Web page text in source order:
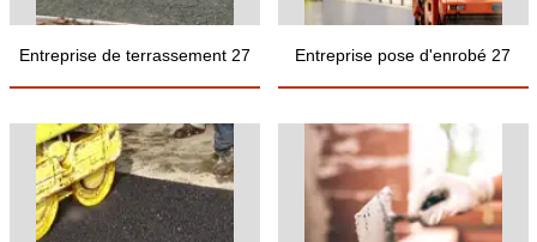
Entreprise de terrassement 27 Entreprise pose d'enrobé 27